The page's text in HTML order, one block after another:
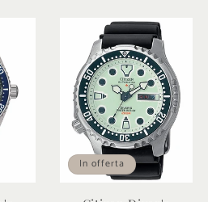
In offerta